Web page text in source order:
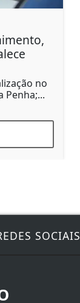
no
SOCIAIS